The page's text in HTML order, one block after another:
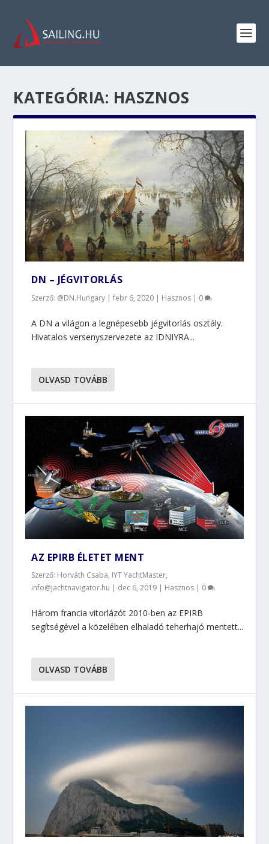
KATEGÓRIA: HASZNOS
DN – JÉGVITORLÁS
Szerző: @DN.Hungary |febr 6, 2020 | Hasznos | 0
A DN a világon a legnépesebb jégvitorlás osztály.
Hivatalos versenyszervezete az IDNIYRA...
OLVASD TOVÁBB
AZ EPIRB ÉLETET MENT
Szerző: Horváth Csaba, IYT YachtMaster,
info@jachtnavigator.hu | dec 6, 2019 | Hasznos | 0
Három francia vitorlázót 2010-ben az EPIRB
segítségével a közelében elhaladó teherhajó mentett...
OLVASD TOVÁBB